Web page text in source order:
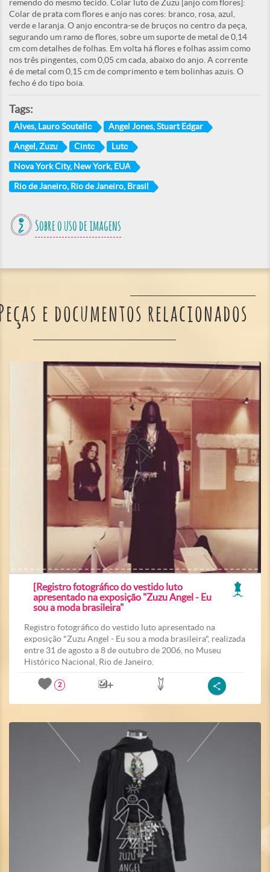
remendo do mesmo tecido. Colar luto de Zuzu [anjo com flores]:
Colar de prata com flores e anjo nas cores: branco, rosa, azul,
verde e laranja. O anjo encontra-se de bruços no centro da peça,
segurando um ramo de flores, sobre um suporte de metal de 0,14
cm com detalhes de folhas. Em volta há flores e folhas assim como
nos três pingentes, com 0,05 cm cada, abaixo do anjo. A corrente
é de metal com 0,15 cm de comprimento e tem bolinhas azuis. O
fecho é do tipo boia.
Tags:
Alves, Lauro Soutello Angel Jones, Stuart Edgar
Angel, Zuzu Cinto Luto
Nova York City, New York, EUA
Rio de Janeiro, Rio de Janeiro, Brasil
Sobre o uso de imagens
e documentos relacionados
[Registro fotográfico do vestido luto
apresentado na exposição "Zuzu Angel - Eu
sou a moda brasileira"
Registro fotográfico do vestido luto apresentado na
exposição "Zuzu Angel - Eu sou a moda brasileira", realizada
entre 31 de agosto a 8 de outubro de 2006, no Museu
Histórico Nacional, Rio de Janeiro.
2